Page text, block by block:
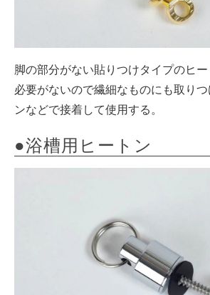
脚の部分がない貼りつけタイプのヒ
必要がないので繊細なものにも取り
ンなどで接着して使用する。
●浴槽用ヒートン